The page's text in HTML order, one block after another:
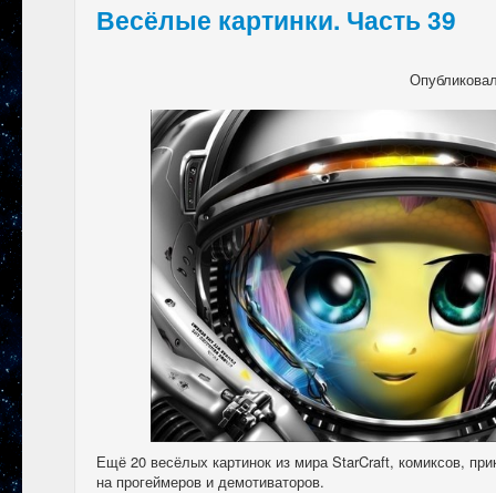
Весёлые картинки. Часть 39
Ещё 20 весёлых картинок из мира StarCraft, комиксов,
на прогеймеров и демотиваторов.